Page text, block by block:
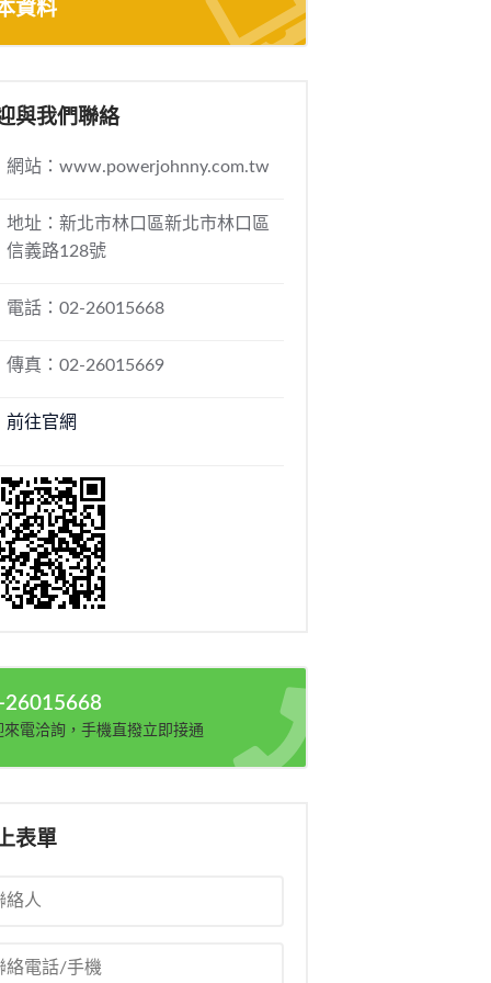
資料
與我們聯絡
網站：www.powerjohnny.com.tw
地址：新北市林口區新北市林口區
信義路128號
電話：02-26015668
傳真：02-26015669
前往官網
26015668
來電洽詢，手機直撥立即接通
表單